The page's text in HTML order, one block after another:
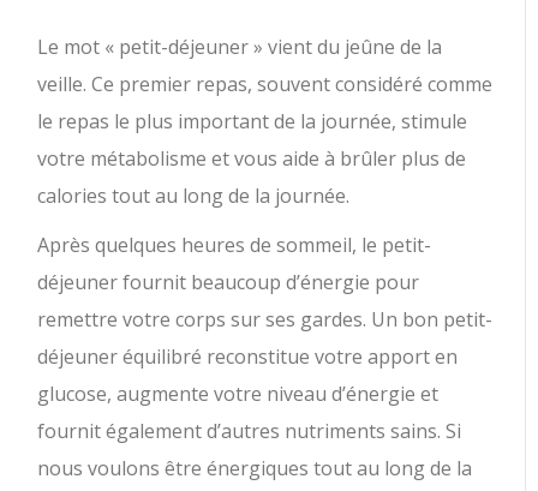
Le mot « petit-déjeuner » vient du jeûne de la
veille. Ce premier repas, souvent considéré comme
le repas le plus important de la journée, stimule
votre métabolisme et vous aide à brûler plus de
calories tout au long de la journée.
Après quelques heures de sommeil, le petit-
déjeuner fournit beaucoup d’énergie pour
remettre votre corps sur ses gardes. Un bon petit-
déjeuner équilibré reconstitue votre apport en
glucose, augmente votre niveau d’énergie et
fournit également d’autres nutriments sains. Si
nous voulons être énergiques tout au long de la